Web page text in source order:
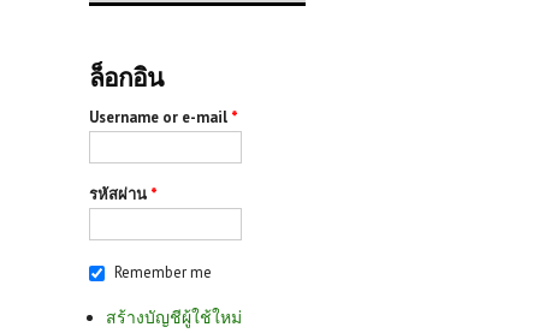
ล็อกอิน
Username or e-mail *
รหัสผ่าน *
Remember me
สร้างบัญชีผู้ใช้ใหม่